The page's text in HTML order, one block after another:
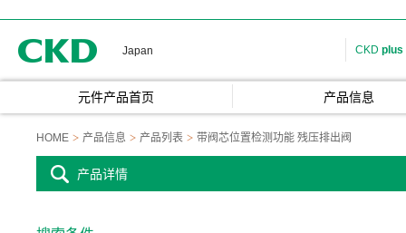
Japan CKD plus
元件产品首页 产品信息
HOME 产品信息 产品列表 带阀芯位置检测功能 残压排出阀
产品详情